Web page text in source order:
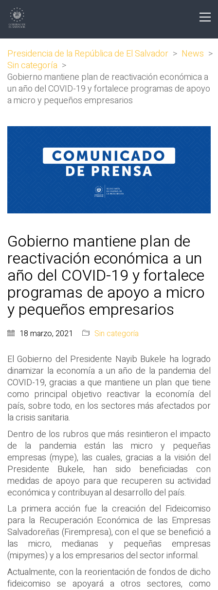
Presidencia de la República de El Salvador > News >
Sin categoría >
Gobierno mantiene plan de reactivación económica a
un año del COVID-19 y fortalece programas de apoyo
a micro y pequeños empresarios
Gobierno mantiene plan de
reactivación económica a un
año del COVID-19 y fortalece
programas de apoyo a micro
y pequeños empresarios
18 marzo, 2021 Sin categoría
El Gobierno del Presidente Nayib Bukele ha logrado
dinamizar la economía a un año de la pandemia del
COVID-19, gracias a que mantiene un plan que tiene
como principal objetivo reactivar la economía del
país, sobre todo, en los sectores más afectados por
la crisis sanitaria.
Dentro de los rubros que más resintieron el impacto
de la pandemia están las micro y pequeñas
empresas (mype), las cuales, gracias a la visión del
Presidente Bukele, han sido beneficiadas con
medidas de apoyo para que recuperen su actividad
económica y contribuyan al desarrollo del país.
La primera acción fue la creación del Fideicomiso
para la Recuperación Económica de las Empresas
Salvadoreñas (Firempresa), con el que se benefició a
las micro, medianas y pequeñas empresas
(mipymes) y a los empresarios del sector informal.
Actualmente, con la reorientación de fondos de dicho
fideicomiso se apoyará a otros sectores, como